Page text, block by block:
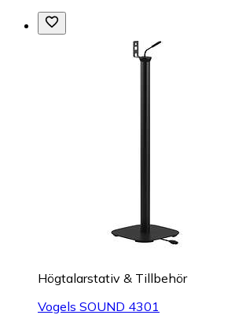
Högtalarstativ & Tillbehör
Vogels SOUND 4301